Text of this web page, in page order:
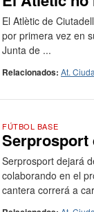
El Atlètic de
por primera vez en
Junta de ...
Relacionados: At.
FÚTBOL BASE
Serprosport
Serprosport dejará
colaborando en el
cantera correrá a